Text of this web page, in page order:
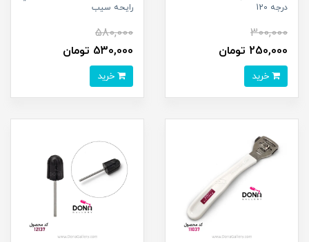
درجه 120
300,000
250,000 تومان
رايحه سيب
580,000
530,000 تومان